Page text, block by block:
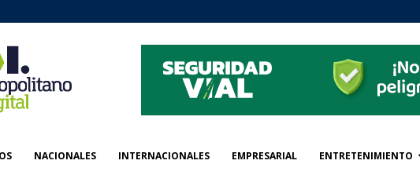
NACIONALES INTERNACIONALES EMPRESARIAL ENTRETENIMIENTO